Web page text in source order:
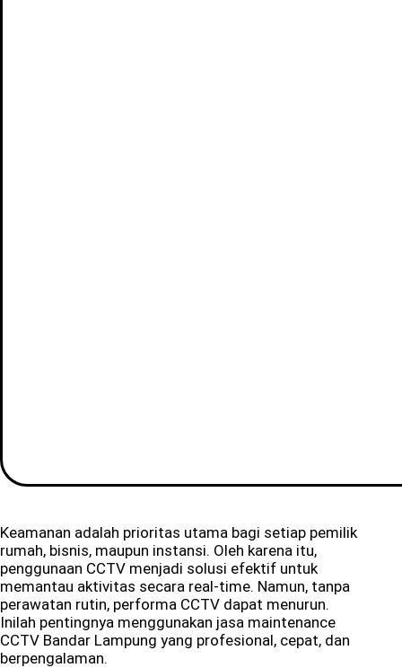
Keamanan adalah prioritas utama bagi setiap pemilik
rumah, bisnis, maupun instansi. Oleh karena itu,
penggunaan CCTV menjadi solusi efektif untuk
memantau aktivitas secara real-time. Namun, tanpa
perawatan rutin, performa CCTV dapat menurun.
Inilah pentingnya menggunakan jasa maintenance
CCTV Bandar Lampung yang profesional, cepat, dan
berpengalaman.